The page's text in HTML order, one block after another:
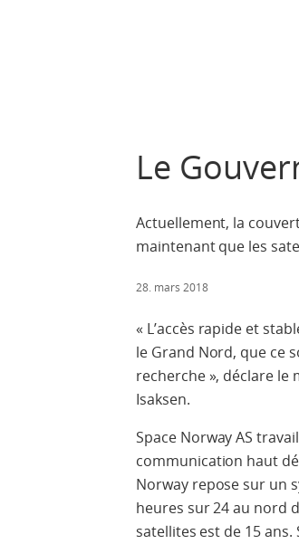
Le
Actuellement, la
maintenant que les
28. mars 2018
« L’accès rapide et
le Grand Nord, que ce
recherche », déclare
Isaksen.
Space Norway AS
communication haut
Norway repose sur un
heures sur 24 au nord
satellites est de 15